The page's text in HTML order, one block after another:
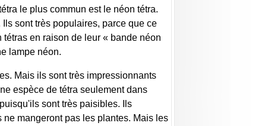
le plus commun est le néon tétra.
sont très populaires, parce que ce
en raison de leur « bande néon
lampe néon.
Mais ils sont très impressionnants
espèce de tétra seulement dans
sont très paisibles. Ils
mangeront pas les plantes. Mais les